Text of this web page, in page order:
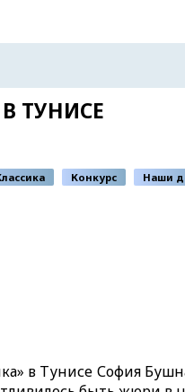
ТУНИСЕ
Конкурс Наши
в Тунисе София